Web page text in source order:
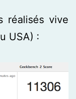
réalisés vive
USA) :